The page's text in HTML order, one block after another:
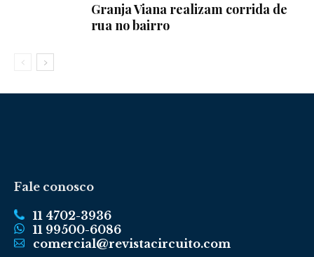
Granja Viana realizam corrida de
rua no bairro
Fale conosco
11 4702-3936
11 99500-6086
comercial@revistacircuito.com